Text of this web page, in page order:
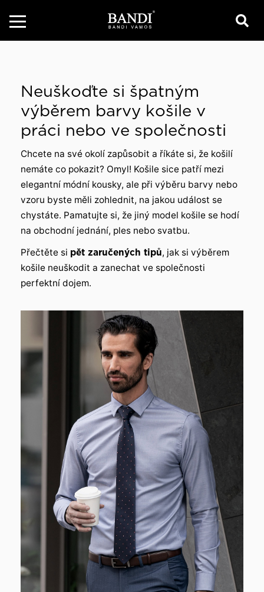
Neuškoďte si špatným
výběrem barvy košile v
práci nebo ve společnosti
Chcete na své okolí zapůsobit a říkáte si, že košilí
nemáte co pokazit? Omyl! Košile sice patří mezi
elegantní módní kousky, ale při výběru barvy nebo
vzoru byste měli zohlednit, na jakou událost se
chystáte. Pamatujte si, že jiný model košile se hodí
na obchodní jednání, ples nebo svatbu.
Přečtěte si pět zaručených tipů, jak si výběrem
košile neuškodit a zanechat ve společnosti
perfektní dojem.